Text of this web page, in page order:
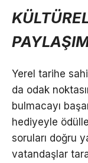
Yerel tarihe
da odak
bulmacayı
hediyeyle
soruları doğru
vatandaşlar